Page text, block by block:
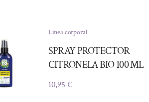
Línea corporal
SPRAY PROTECTOR
CITRONELA BIO 100 ML
10,95 €